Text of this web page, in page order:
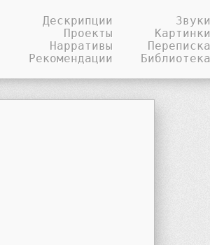
Дескрипции
Проекты
Нарративы
Рекомендации
Звуки
Картинки
Переписка
Библиотека